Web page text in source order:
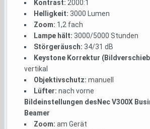
Kontrast: 2000:1
Helligkeit: 3000 Lumen
Zoom: 1,2 fach
Lampe hält: 3000/5000 Stunden
Störgeräusch: 34/31 dB
Keystone Korrektur
vertikal
Objektivschutz: manuell
Lüfter: nach vorne
Bildeinstellungen desNec V300X
Beamer
Zoom: am Gerät